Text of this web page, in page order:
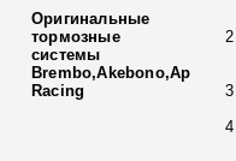
Оригинальные
тормозные
системы
Brembo,Akebono,Ap
Racing